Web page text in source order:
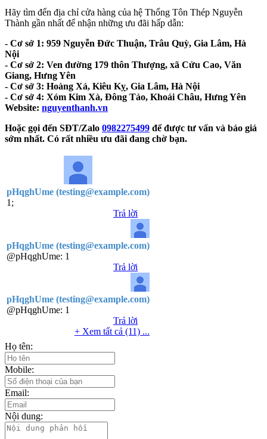
Hãy tìm đến địa chỉ cửa hàng của hệ Thống Tôn Thép Nguyễn
Thành gần nhất để nhận những ưu đãi hấp dẫn:
- Cơ sở 1: 959 Nguyễn Đức Thuận, Trâu Quỳ, Gia Lâm, Hà
Nội
- Cơ sở 2: Ven đường 179 thôn Thượng, xã Cửu Cao, Văn
Giang, Hưng Yên
- Cơ sở 3: Hoàng Xá, Kiêu Kỵ, Gia Lâm, Hà Nội
- Cơ sở 4: Xóm Kim Xà, Đông Tảo, Khoái Châu, Hưng Yên
Website: nguyenthanh.vn
Hoặc gọi đến SĐT/Zalo 0982275499 để được tư vấn và báo giá
sớm nhất. Có rất nhiều ưu đãi đang chờ bạn.
pHqghUme (testing@example.com)
1;
Trả lời
pHqghUme (testing@example.com)
@pHqghUme: 1
Trả lời
pHqghUme (testing@example.com)
@pHqghUme: 1
Trả lời
+ Xem tất cả (11) ...
Họ tên:
Mobile:
Email:
Nội dung: